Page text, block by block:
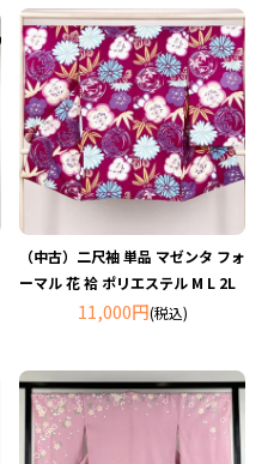
（中古）二尺袖 単品 マゼンタ フォ
ーマル 花 袷 ポリエステル M L 2L
11,000円(税込)